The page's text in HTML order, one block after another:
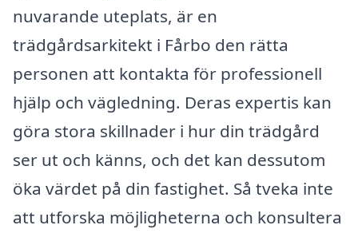
nuvarande uteplats, är en
trädgårdsarkitekt i Fårbo den rätta
personen att kontakta för professionell
hjälp och vägledning. Deras expertis kan
göra stora skillnader i hur din trädgård
ser ut och känns, och det kan dessutom
öka värdet på din fastighet. Så tveka inte
att utforska möjligheterna och konsultera